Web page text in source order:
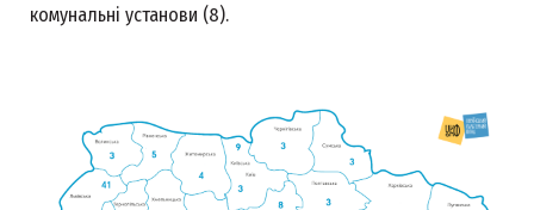
комунальні установи (8).